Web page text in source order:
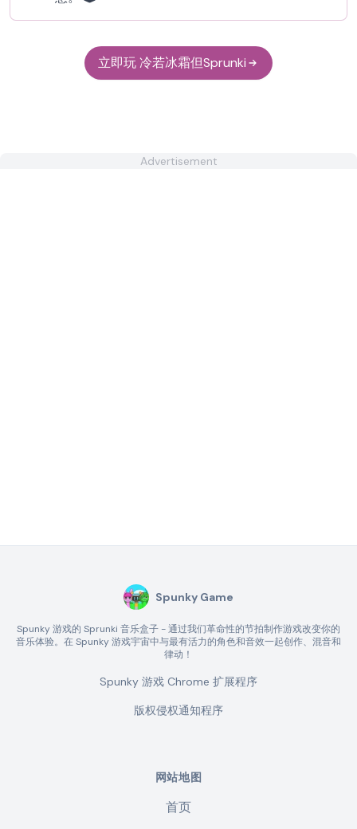
立即玩 冷若冰霜但Sprunki
Advertisement
Spunky Game
Spunky 游戏的 Sprunki 音乐盒子 - 通过我们革命性的节拍制作游戏改变你的
音乐体验。在 Spunky 游戏宇宙中与最有活力的角色和音效一起创作、混音和
律动！
Spunky 游戏 Chrome 扩展程序
版权侵权通知程序
网站地图
首页